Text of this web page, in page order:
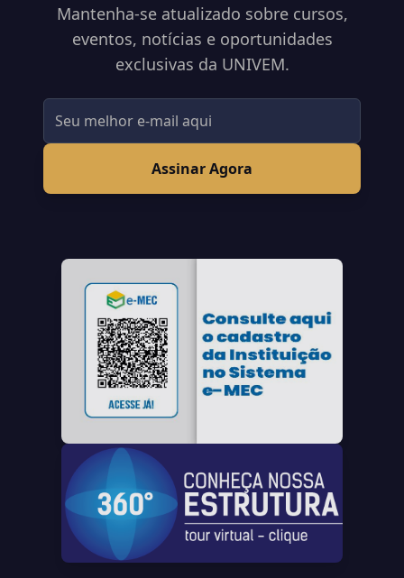
Mantenha-se atualizado sobre cursos,
eventos, notícias e oportunidades
exclusivas da UNIVEM.
Assinar Agora